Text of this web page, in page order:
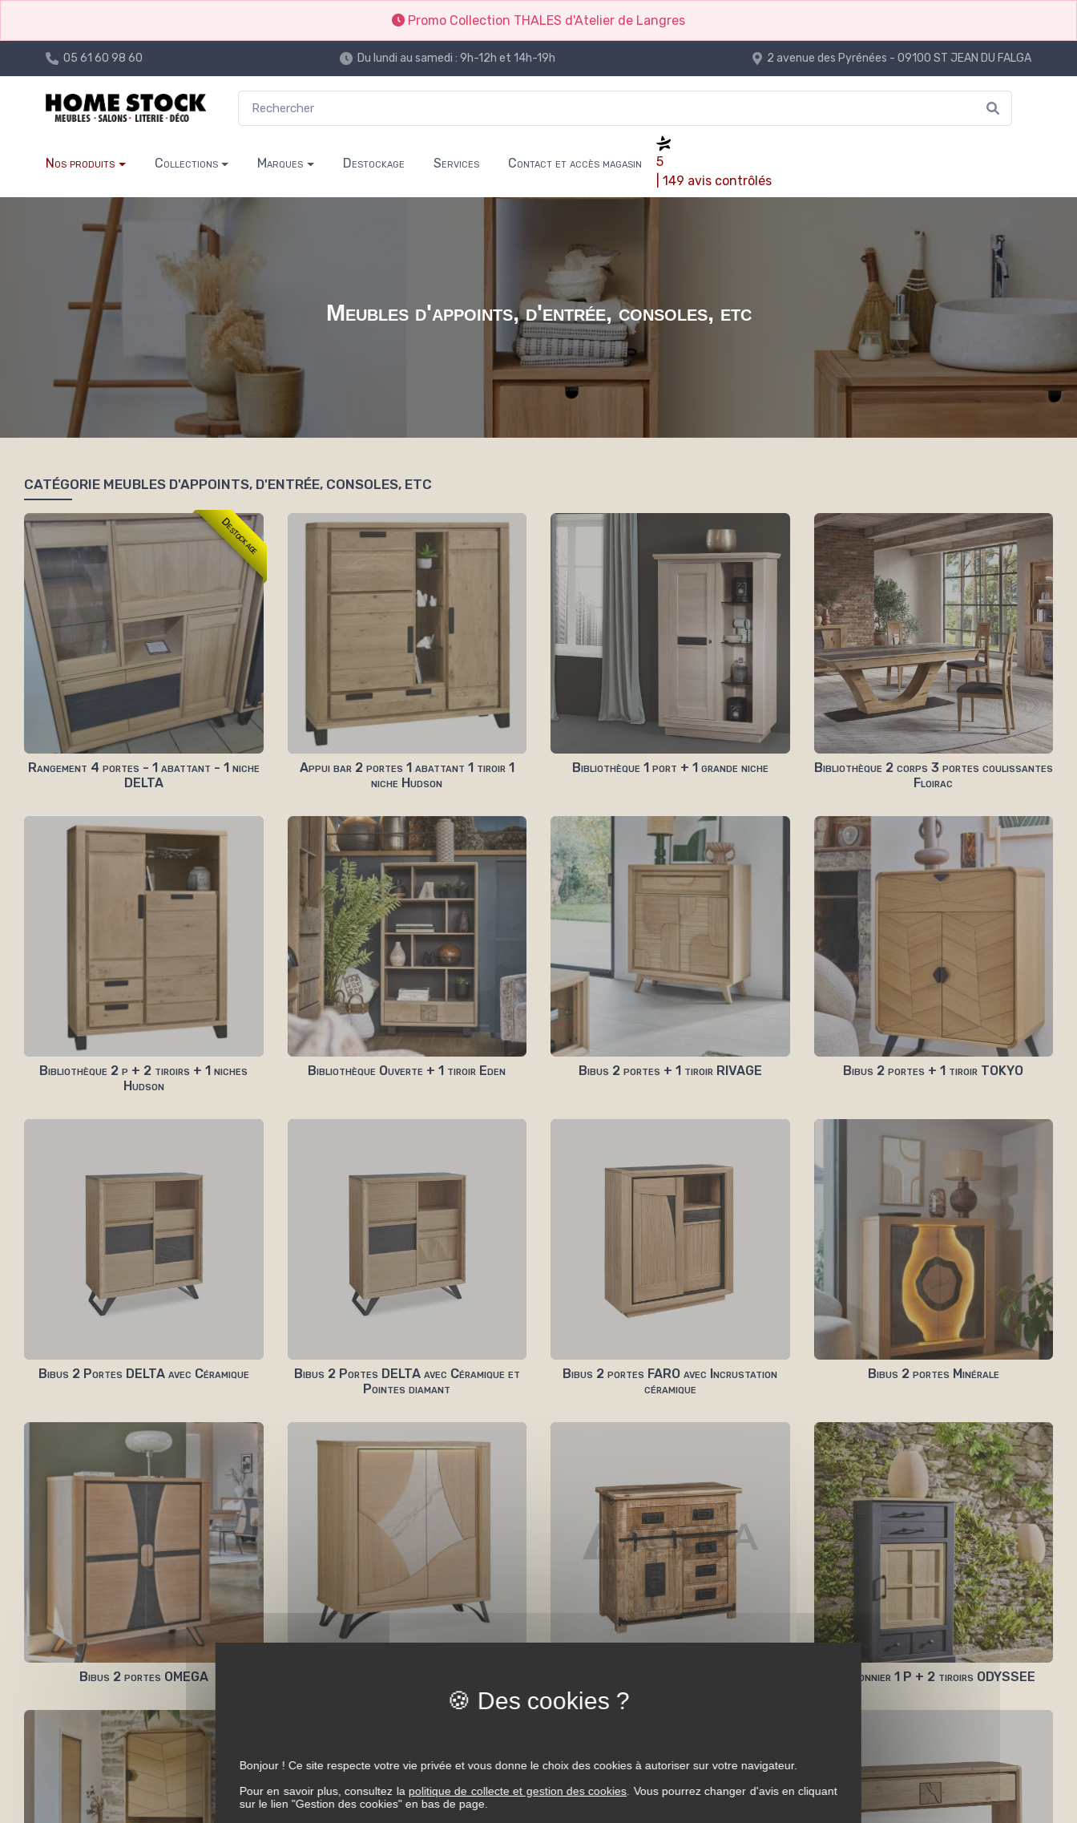
Promo Collection THALES d'Atelier de Langres
05 61 60 98 60 Du lundi au samedi : 9h-12h et 14h-19h 2 avenue des Pyrénées - 09100 ST JEAN DU FALGA
Nos produits Collections Marques Destockage Services Contact et accès magasin
5
| 149 avis contrôlés
Meubles d'appoints, d'entrée, consoles, etc
CATÉGORIE MEUBLES D'APPOINTS, D'ENTRÉE, CONSOLES, ETC
Destockage
Rangement 4 portes - 1 abattant - 1 niche
DELTA
Appui bar 2 portes 1 abattant 1 tiroir 1
niche Hudson
Bibliothèque 1 port + 1 grande niche
Bibliothèque 2 corps 3 portes coulissantes
Floirac
Bibliothèque 2 p + 2 tiroirs + 1 niches
Hudson
Bibliothèque Ouverte + 1 tiroir Eden Bibus 2 portes + 1 tiroir RIVAGE Bibus 2 portes + 1 tiroir TOKYO
Bibus 2 Portes DELTA avec Céramique
Bibus 2 Portes DELTA avec Céramique et
Pointes diamant
Bibus 2 portes FARO avec Incrustation
céramique
Bibus 2 portes Minérale
Bibus 2 portes OMEGA Chiffonnier 1 P + 2 tiroirs ODYSSEE
Bonjour ! Ce site respecte votre vie privée et vous donne le choix des cookies à autoriser sur votre navigateur.
Pour en savoir plus, consultez la politique de collecte et gestion des cookies . Vous pourrez changer d'avis en cliquant
sur le lien "Gestion des cookies" en bas de page.